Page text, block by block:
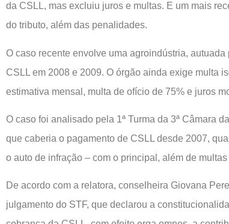
da CSLL, mas excluiu juros e multas. E um mais
do tributo, além das penalidades.
O caso recente envolve uma agroindústria,
CSLL em 2008 e 2009. O órgão ainda exige multa
estimativa mensal, multa de ofício de 75% e juros
O caso foi analisado pela 1ª Turma da 3ª Câmara
que caberia o pagamento de CSLL desde 2007,
o auto de infração – com o principal, além de
De acordo com a relatora, conselheira Giovana
julgamento do STF, que declarou a